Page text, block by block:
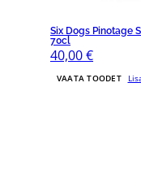
Six Dogs Pinotage
70cl
40,00€
VAATA TOODET